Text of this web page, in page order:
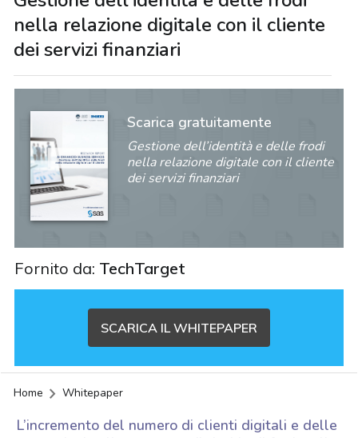
nella relazione digitale con il cliente
dei servizi finanziari
Scarica gratuitamente
Gestione dell’identità e delle frodi
nella relazione digitale con il cliente
dei servizi finanziari
Fornito da: TechTarget
SCARICA IL WHITEPAPER
Home Whitepaper
L’incremento del numero di clienti digitali e delle